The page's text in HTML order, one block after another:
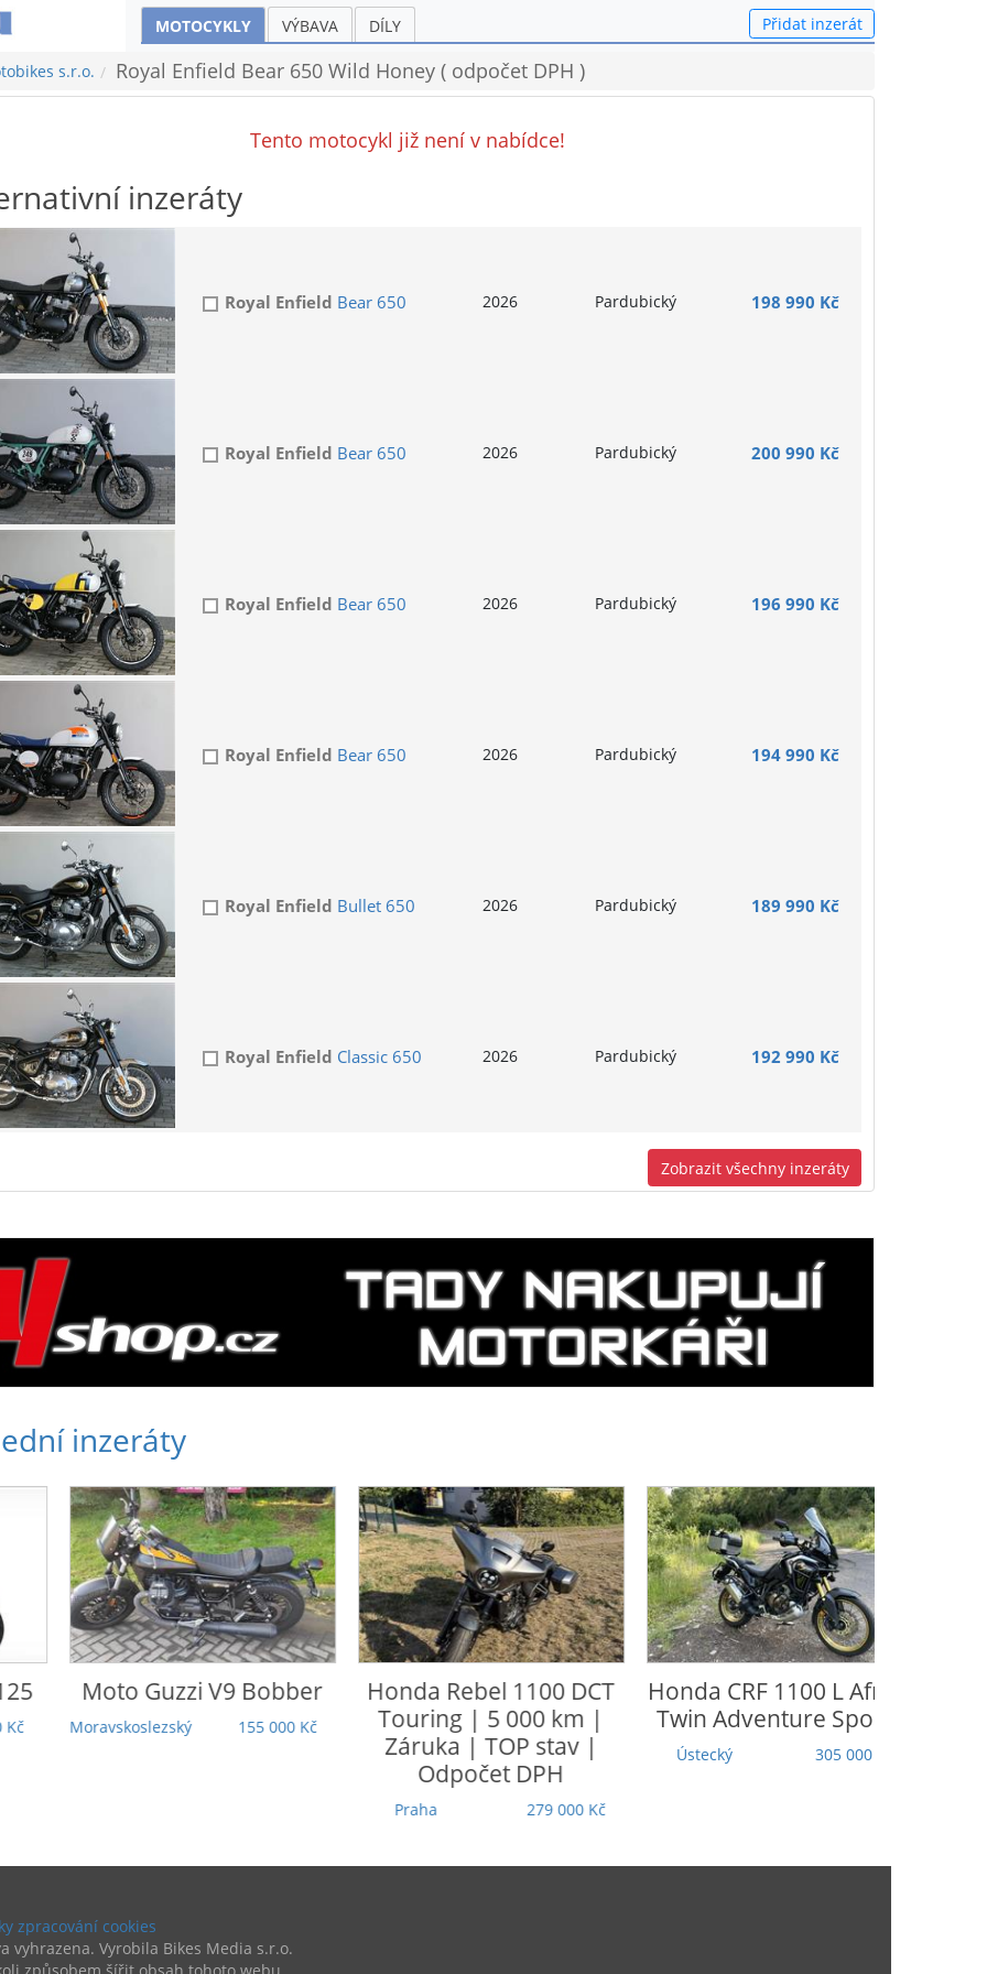
MOTOCYKLY VÝBAVA DÍLY Přidat inzerát
s.r.o. Royal Enfield Bear 650 Wild Honey ( odpočet DPH )
Tento motocykl již není v nabídce!
inzeráty
Royal Enfield Bear 650 2026 Pardubický 198 990 Kč
Royal Enfield Bear 650 2026 Pardubický 200 990 Kč
Royal Enfield Bear 650 2026 Pardubický 196 990 Kč
Royal Enfield Bear 650 2026 Pardubický 194 990 Kč
Royal Enfield Bullet 650 2026 Pardubický 189 990 Kč
Royal Enfield Classic 650 2026 Pardubický 192 990 Kč
Zobrazit všechny inzeráty
inzeráty
Guzzi V9 Bobber
155 000 Kč
HondaRebel 1100 DCT
Touring | 5 000 km |
Záruka | TOP stav |
Odpočet DPH
279 000 Kč
HondaCRF 1100 L Africa
Twin Adventure Sports
Ústecký 305 000 Kč
CFmoto
Moravskoslezský
zpracování cookies
vyhrazena. Vyrobila Bikes Media s.r.o.